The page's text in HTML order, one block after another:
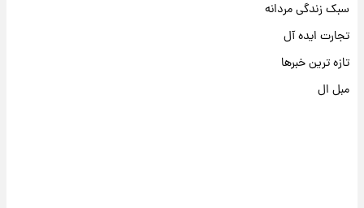
سبک زندگی مردانه
تجارت ایده آل
تازه ترین خبرها
مبل ال